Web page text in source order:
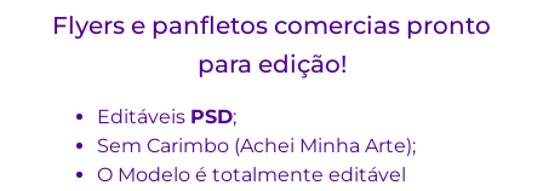
Flyers e panfletos comercias pronto
para edição!
Editáveis PSD;
Sem Carimbo (Achei Minha Arte);
O Modelo é totalmente editável